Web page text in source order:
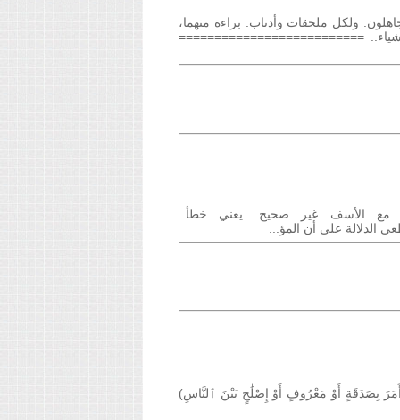
ولكل ملحقات وأدناب. براءة منهما،
==========================
مع الأسف غير صحيح. يعني خطأ..
الدلالة على أن المؤ...
أَمَرَ بِصَدَقَةٍ أَوْ مَعْرُوفٍ أَوْ إِصْلَٰحٍ بَيْنَ ٱلنَّاسِ)